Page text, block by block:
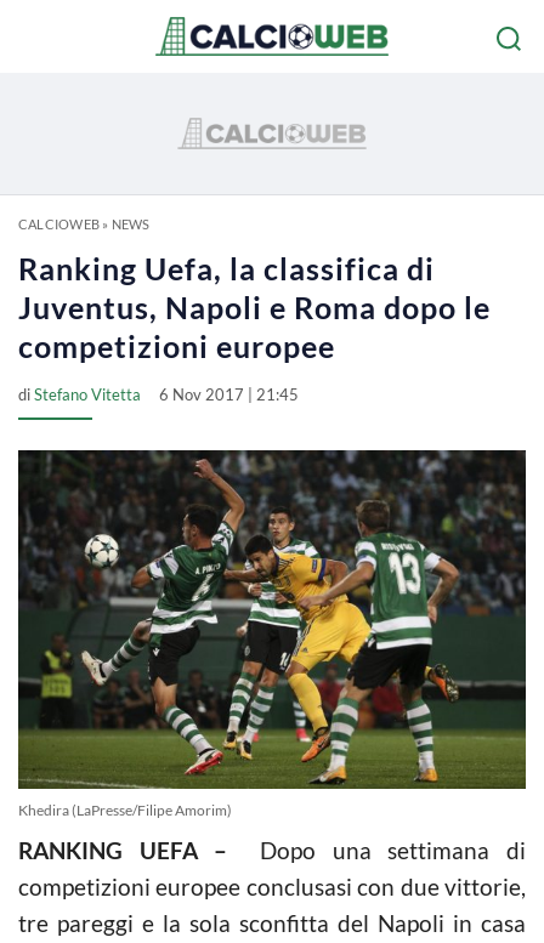
CALCIOWEB» NEWS
Ranking Uefa, la classifica di
Juventus, Napoli e Roma dopo le
competizioni europee
diStefano Vitetta 6 Nov 2017 | 21:45
Khedira (LaPresse/Filipe Amorim)
RANKING UEFA –
Dopo una settimana di
competizioni europee conclusasi con due vittorie,
tre pareggi e la sola sconfitta del Napoli in casa